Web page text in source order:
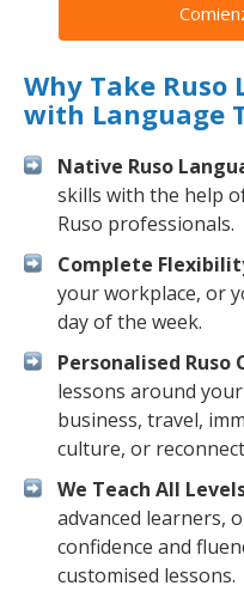
Why Take Ruso
with Language
Native Ruso
skills with the help
Ruso professionals.
Complete
your workplace, or
day of the week.
Personalised Ruso
lessons around
business, travel,
culture, or
We Teach All
advanced learners,
confidence and
customised lessons.